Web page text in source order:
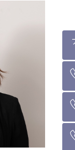
回到
墨尔本热线
悉 尼